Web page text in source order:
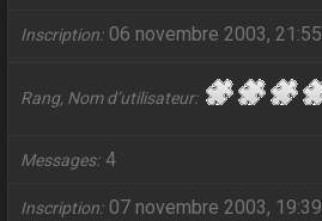
Inscription 06 novembre 2003, 21:55
Rang, Nom d’utilisateur
Messages 4
Inscription 07 novembre 2003, 19:39